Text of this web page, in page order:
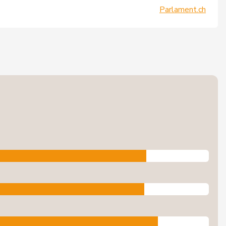
Parlament.ch